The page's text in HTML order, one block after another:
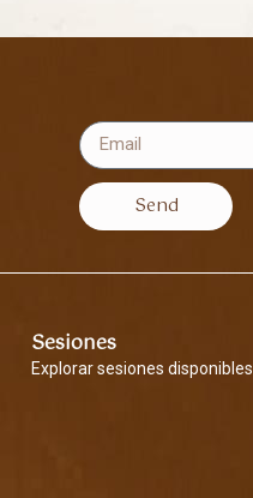
Send
Sesiones
Explorar sesiones disponibles